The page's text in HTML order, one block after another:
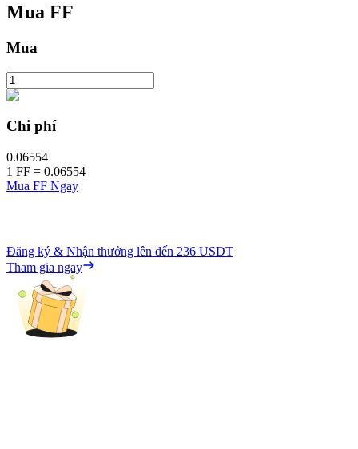
Mua FF
Mua
Chi phí
0.06554
1 FF = 0.06554
Mua FF Ngay
Đăng ký & Nhận thưởng lên đến 236 USDT
Tham gia ngay